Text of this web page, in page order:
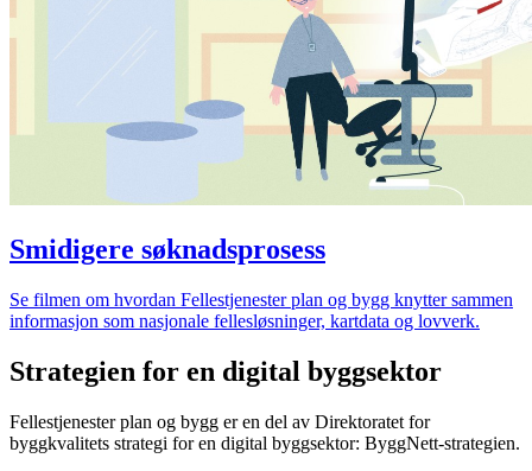
Smidigere søknadsprosess
Se filmen om hvordan Fellestjenester plan og bygg knytter sammen
informasjon som nasjonale fellesløsninger, kartdata og lovverk.
Strategien for en digital byggsektor
Fellestjenester plan og bygg er en del av Direktoratet for
byggkvalitets strategi for en digital byggsektor: ByggNett-strategien.